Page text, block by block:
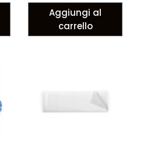
Aggiungi al
carrello